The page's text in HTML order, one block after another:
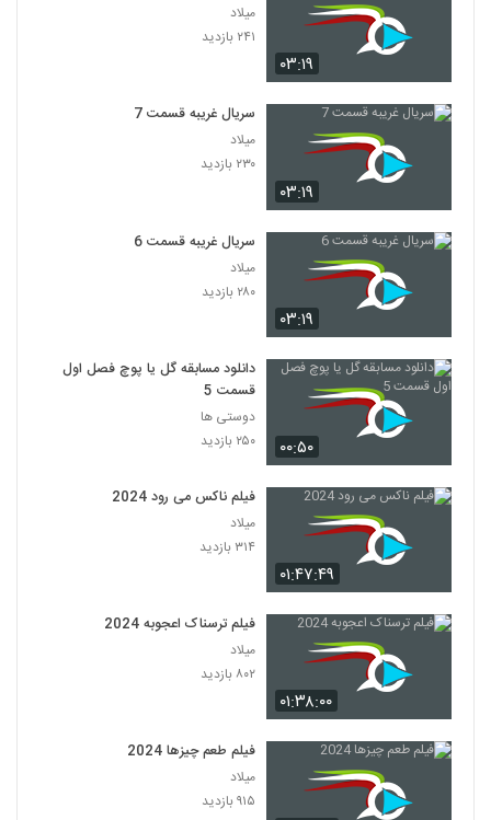
۰۳:۱۹
میلاد
۲۴۱ بازدید
۰۳:۱۹
سریال غریبه قسمت 7
میلاد
۲۳۰ بازدید
۰۳:۱۹
سریال غریبه قسمت 6
میلاد
۲۸۰ بازدید
۰۰:۵۰
دانلود مسابقه گل یا پوچ فصل اول
قسمت 5
دوستی ها
۲۵۰ بازدید
۰۱:۴۷:۴۹
فیلم ناکس می رود 2024
میلاد
۳۱۴ بازدید
۰۱:۳۸:۰۰
فیلم ترسناک اعجوبه 2024
میلاد
۸۰۲ بازدید
فیلم طعم چیزها 2024
میلاد
۹۱۵ بازدید